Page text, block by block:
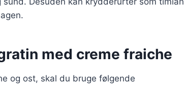
med creme fraiche
og ost, skal du bruge følgende